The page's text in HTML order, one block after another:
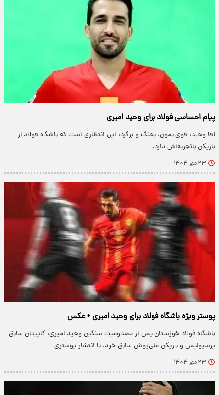
پیام احساسی فولاد برای وحید امیری
آقا وحید، قوی بمون، بجنگ و برگرد، این انتظاری است که باشگاه فولاد از
بازیکن باتجربه‌اش دارد‌.
۲۳ مهر ۱۴۰۴
پوستر ویژه باشگاه فولاد برای وحید امیری + عکس
باشگاه فولاد خوزستان پس از مصدومیت سنگین وحید امیری، کاپیتان سابق
پرسپولیس و بازیکن ملی‌پوش سابق خود، با انتشار پوستری…
۲۳ مهر ۱۴۰۴